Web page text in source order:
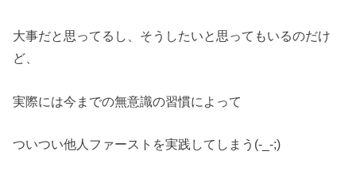
大事だと思ってるし、そうしたいと思ってもいるのだけ
ど、
実際には今までの無意識の習慣によって
ついつい他人ファーストを実践してしまう(-_-;)